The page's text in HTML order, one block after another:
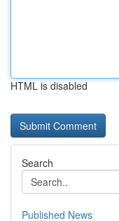
HTML is disabled
Search
Published News